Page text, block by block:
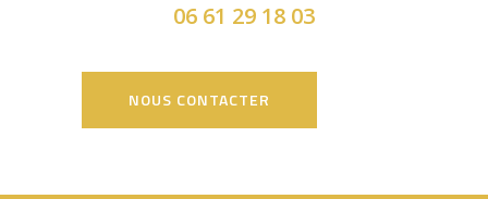
06 61 29 18 03
NOUS CONTACTER